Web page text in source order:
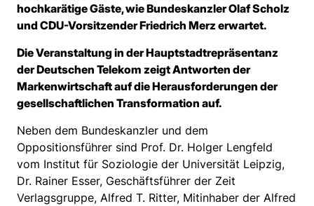
hochkarätige Gäste, wie Bundeskanzler Olaf Scholz
und CDU-Vorsitzender Friedrich Merz erwartet.
Die Veranstaltung in der Hauptstadtrepräsentanz
der Deutschen Telekom zeigt Antworten der
Markenwirtschaft auf die Herausforderungen der
gesellschaftlichen Transformation auf.
Neben dem Bundeskanzler und dem
Oppositionsführer sind Prof. Dr. Holger Lengfeld
vom Institut für Soziologie der Universität Leipzig,
Dr. Rainer Esser, Geschäftsführer der Zeit
Verlagsgruppe, Alfred T. Ritter, Mitinhaber der Alfred